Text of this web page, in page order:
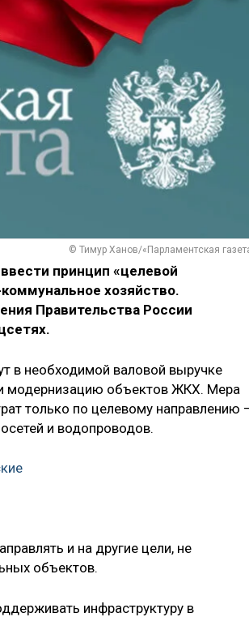
© Тимур Ханов/«Парламентская
принцип «целевой
хозяйство.
Правительства России
в необходимой валовой выручке
модернизацию объектов ЖКХ. Мера
только по целевому направлению
и водопроводов.
и на другие цели, не
объектов.
инфраструктуру в